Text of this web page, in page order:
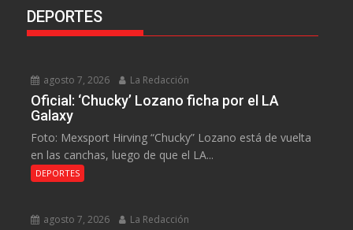
DEPORTES
agosto 7, 2026 La Redacción
Oficial: ‘Chucky’ Lozano ficha por el LA
Galaxy
Foto: Mexsport Hirving “Chucky” Lozano está de vuelta
en las canchas, luego de que el LA...
DEPORTES
agosto 7, 2026 La Redacción